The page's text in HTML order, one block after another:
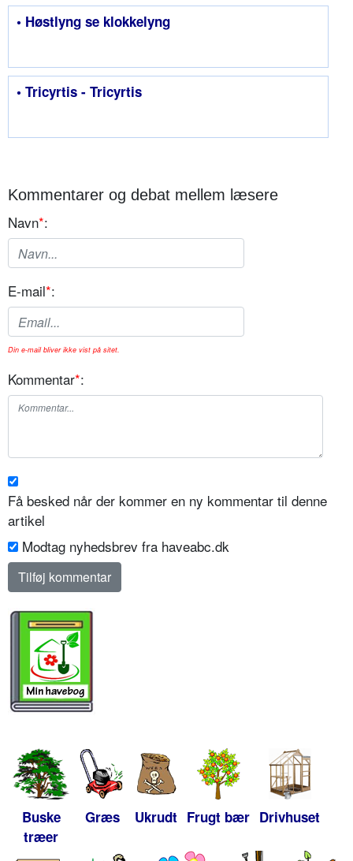
• Høstlyng se klokkelyng
• Tricyrtis - Tricyrtis
Kommentarer og debat mellem læsere
Navn*:
E-mail*:
Din e-mail bliver ikke vist på sitet.
Kommentar*:
Få besked når der kommer en ny kommentar til denne
artikel
Modtag nyhedsbrev fra haveabc.dk
Buske
træer
Græs Ukrudt Frugt bær Drivhuset